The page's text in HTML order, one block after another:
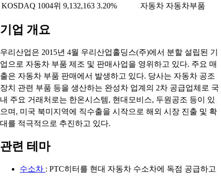
KOSDAQ 1004위 9,132,163 3.20% 자동차 자동차부품
기업 개요
우리산업은 2015년 4월 우리산업홀딩스(주)에서 분할 설립된 기
업으로 자동차 부품 제조 및 판매사업을 영위하고 있다. 주요 매
출은 자동차 부품 판매에서 발생하고 있다. 당사는 자동차 공조
장치 관련 부품 등을 생산하는 완성차 업계의 2차 공급업체로 국
내 주요 거래처로는 한온시스템, 현대모비스, 두원공조 등이 있
으며, 미국 북미지역에 직수출을 시작으로 해외 시장 진출 및 확
대를 적극적으로 추진하고 있다.
관련 테마
수소차 : PTC히터를 현대 자동차 수소차에 독점 공급하고